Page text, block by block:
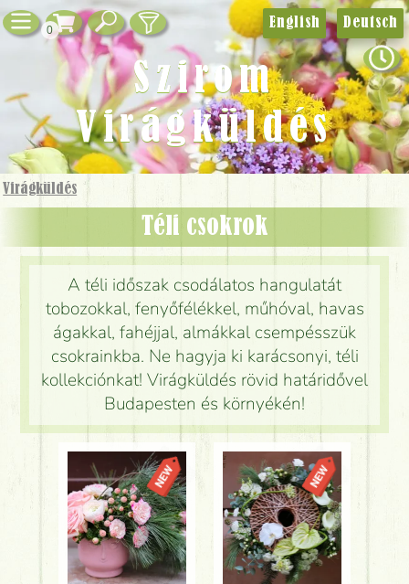
0
Virágküldés
Téli csokrok
A téli időszak csodálatos hangulatát
tobozokkal, fenyőfélékkel, műhóval, havas
ágakkal, fahéjjal, almákkal csempésszük
csokrainkba. Ne hagyja ki karácsonyi, téli
kollekciónkat! Virágküldés rövid határidővel
Budapesten és környékén!
English Deutsch
Szirom
Virágküldés